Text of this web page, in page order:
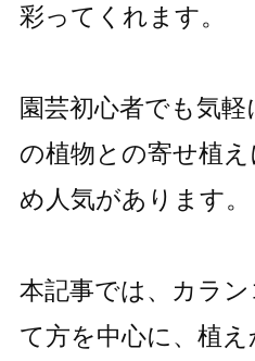
彩ってくれます。
園芸初心者でも気
の植物との寄せ植
め人気があります。
本記事では、カラ
て方を中心に、植